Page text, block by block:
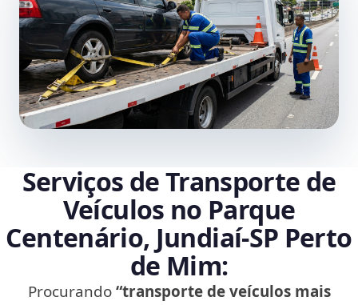
Serviços de Transporte de
Veículos no Parque
Centenário, Jundiaí‑SP Perto
de Mim:
Procurando“transporte de veículos mais